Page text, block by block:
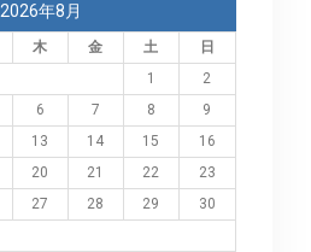
2026年8月
木 金 土
日
1
2
6 7 8
9
13 14 15
16
20 21 22
23
27 28 29
30